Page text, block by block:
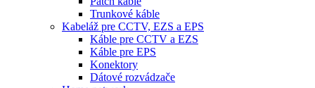
Trunkové káble
Kabeláž pre CCTV, EZS a EPS
Káble pre CCTV a EZS
Káble pre EPS
Konektory
Dátové rozvádzače